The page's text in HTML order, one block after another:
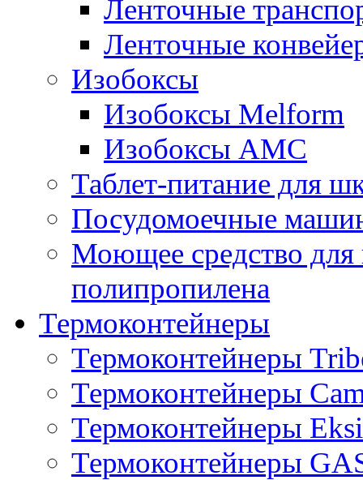
Ленточные
Ленточные
Изобоксы
Изобоксы Melform
Изобоксы AMC
Таблет-питание для
Посудомоечные
Моющее средство для
полипропилена
Термоконтейнеры
Термоконтейнеры
Термоконтейнеры
Термоконтейнеры Eksi
Термоконтейнеры